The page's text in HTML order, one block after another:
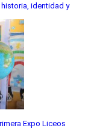
identidad y
Expo Liceos